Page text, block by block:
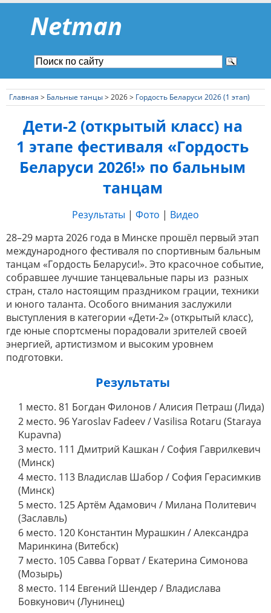
Netman
Главная > Бальные танцы> 2026 > Гордость Беларуси 2026 (1 этап)
Дети-2 (открытый класс) на
1 этапе фестиваля «Гордость
Беларуси 2026!» по бальным
танцам
Результаты | Фото | Видео
28–29 марта 2026 года в Минске прошёл первый этап
международного фестиваля по спортивным бальным
танцам «Гордость Беларуси!». Это красочное событие,
собравшее лучшие танцевальные пары из разных
стран, стало настоящим праздником грации, техники
и юного таланта. Особого внимания заслужили
выступления в категории «Дети-2» (открытый класс),
где юные спортсмены порадовали зрителей своей
энергией, артистизмом и высоким уровнем
подготовки.
Результаты
1 место. 81 Богдан Филонов / Алисия Петраш (Лида)
2 место. 96 Yaroslav Fadeev / Vasilisa Rotaru (Staraya
Kupavna)
3 место. 111 Дмитрий Кашкан / София Гаврилкевич
(Минск)
4 место. 113 Владислав Шабор / София Герасимкив
(Минск)
5 место. 125 Артём Адамович / Милана Политевич
(Заславль)
6 место. 120 Константин Мурашкин / Александра
Маринкина (Витебск)
7 место. 105 Савва Горват / Екатерина Симонова
(Мозырь)
8 место. 114 Евгений Шендер / Владислава
Бовкунович (Лунинец)